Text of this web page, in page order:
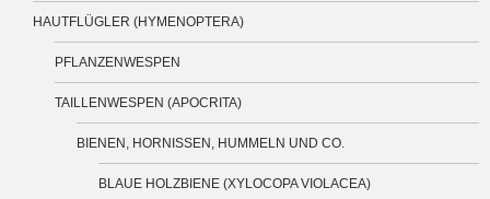
HAUTFLÜGLER (HYMENOPTERA)
PFLANZENWESPEN
TAILLENWESPEN (APOCRITA)
BIENEN, HORNISSEN, HUMMELN UND CO.
BLAUE HOLZBIENE (XYLOCOPA VIOLACEA)